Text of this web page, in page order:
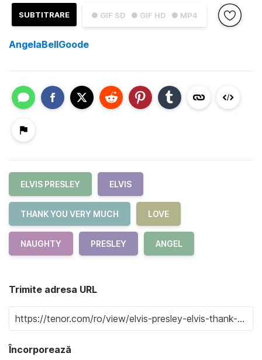
● GIF SD ● GIF HD ● MP4
SUBTITRARE
AngelaBellGoode
ELVIS PRESLEY ELVIS
THANK YOU VERY MUCH LOVE
NAUGHTY PRESLEY ANGEL
Trimite adresa URL
Încorporează